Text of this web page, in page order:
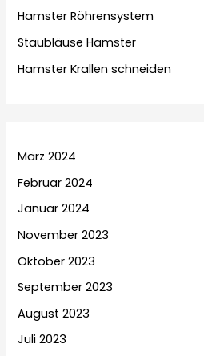
Hamster Röhrensystem
Staubläuse Hamster
Hamster Krallen schneiden
März 2024
Februar 2024
Januar 2024
November 2023
Oktober 2023
September 2023
August 2023
Juli 2023